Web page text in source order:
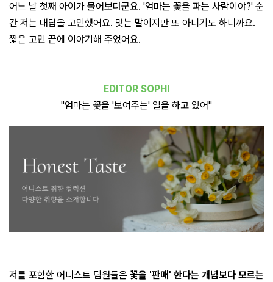
어느 날 첫째 아이가 물어보더군요. '엄마는 꽃을 파는 사람이야?' 순
간 저는 대답을 고민했어요. 맞는 말이지만 또 아니기도 하니까요.
짧은 고민 끝에 이야기해 주었어요.
EDITOR SOPHI
"엄마는 꽃을 '보여주는' 일을 하고 있어"
저를 포함한 어니스트 팀원들은 꽃을 '판매' 한다는 개념보다 모르는